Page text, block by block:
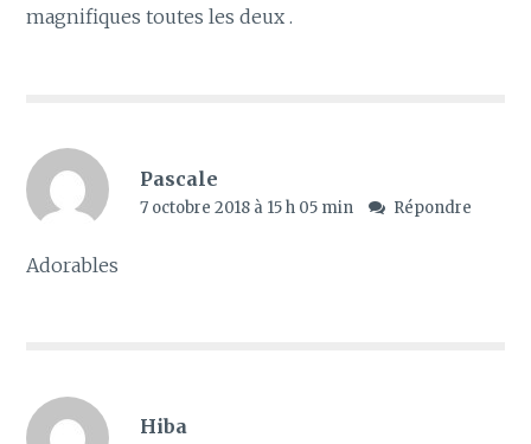
magnifiques toutes les deux .
Pascale
7 octobre 2018 à 15 h 05 min Répondre
Adorables
Hiba